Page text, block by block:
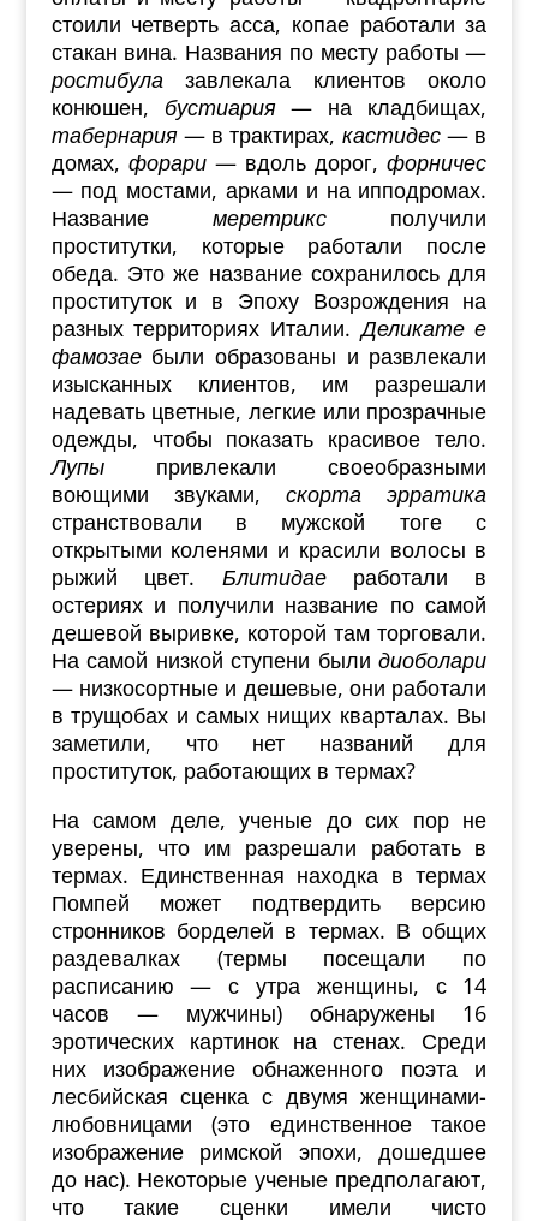
стоили четверть асса, копае работали за
стакан вина. Названия по месту работы —
ростибула завлекала клиентов около
конюшен, бустиария— на кладбищах,
табернария — в трактирах, кастидес— в
домах, форари— вдоль дорог,форничес
— под мостами, арками и на ипподромах.
Название меретрикс получили
проститутки, которые работали после
обеда. Это же название сохранилось для
проституток и в Эпоху Возрождения на
разных территориях Италии.Деликате е
фамозаебыли образованы и развлекали
изысканных клиентов, им разрешали
надевать цветные, легкие или прозрачные
одежды, чтобы показать красивое тело.
Лупыпривлекали своеобразными
воющими звуками,скорта эрратика
странствовали в мужской тоге с
открытыми коленями и красили волосы в
рыжий цвет. Блитидаеработали в
остериях и получили название по самой
дешевой выривке, которой там торговали.
На самой низкой ступени былидиоболари
— низкосортные и дешевые, они работали
в трущобах и самых нищих кварталах. Вы
заметили, что нет названий для
проституток, работающих в термах?
На самом деле, ученые до сих пор не
уверены, что им разрешали работать в
термах. Единственная находка в термах
Помпей может подтвердить версию
стронников борделей в термах. В общих
раздевалках (термы посещали по
расписанию — с утра женщины, с 14
часов — мужчины) обнаружены 16
эротических картинок на стенах. Среди
них изображение обнаженного поэта и
лесбийская сценка с двумя женщинами-
любовницами (это единственное такое
изображение римской эпохи, дошедшее
до нас). Некоторые ученые предполагают,
что такие сценки имели чисто